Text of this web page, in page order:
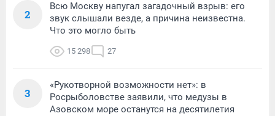
2
Всю Москву напугал загадочный взрыв: его
звук слышали везде, а причина неизвестна.
Что это могло быть
15 298 27
3
«Рукотворной возможности нет»: в
Росрыболовстве заявили, что медузы в
Азовском море останутся на десятилетия